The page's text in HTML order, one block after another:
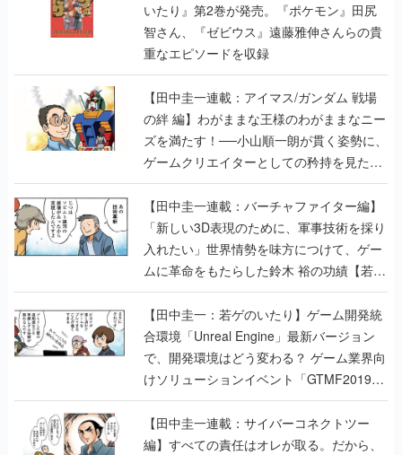
いたり』第2巻が発売。『ポケモン』田尻
智さん、『ゼビウス』遠藤雅伸さんらの貴
重なエピソードを収録
【田中圭一連載：アイマス/ガンダム 戦場
の絆 編】わがままな王様のわがままなニー
ズを満たす！──小山順一朗が貫く姿勢に、
ゲームクリエイターとしての矜持を見た
【若ゲのいたり最終回】
【田中圭一連載：バーチャファイター編】
「新しい3D表現のために、軍事技術を採り
入れたい」世界情勢を味方につけて、ゲー
ムに革命をもたらした鈴木 裕の功績【若ゲ
のいたり】
【田中圭一：若ゲのいたり】ゲーム開発統
合環境「Unreal Engine」最新バージョン
で、開発環境はどう変わる？ ゲーム業界向
けソリューションイベント「GTMF2019」
に行って、より理解を深めよう【PR】
【田中圭一連載：サイバーコネクトツー
編】すべての責任はオレが取る。だから、